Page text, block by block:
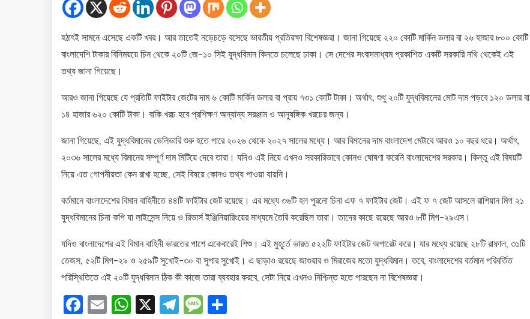
হঠাৎই সামনে এসেছে একটি খবর। আর তাতেই নড়েচড়ে বসেছে ভারতীয় প্রতিরক্ষা বিশেষজ্ঞরা। জানা গিয়েছে ২২০ কোটি মার্কিন ডলার বা ২৬ হাজার ৮০০ কোটি
বাংলাদেশি টাকার বিনিময়য়ে চিন থেকে ২০টি জে-১০ সিই যুদ্ধবিমান কিনতে চলেছে ঢাকা। সে দেশের সংবাদমাধ্যম প্রকাশিত একটি সরকারি নথি থেকেই এই
তথ্য জানা গিয়েছে।
আরও জানা গিয়েছে যে প্রতিটি ফাইটার জেটের দাম ৬ কোটি মার্কিন ডলার বা প্রায় ৭৩১ কোটি টাকা। অর্থাৎ, শুধু ২০টি যুদ্ধবিমানের মোট দাম পড়বে ১২০ ডলার বা
১৪ হাজার ৬২০ কোটি টাকা। বাকি খরচ হবে প্রশিক্ষণ অন্যান্য সরঞ্জাম ও আনুষঙ্গিক খরচের জন্য।
জানা গিয়েছে, এই যুদ্ধবিমানের ডেলিভারি শুরু হতে পারে ২০২৬ থেকে ২০২৭ সালের মধ্যে। আর বিমানের দাম বাংলাদেশ মেটাবে আরও ১০ বছর ধরে। অর্থাৎ,
২০৩৬ সালের মধ্যে বিমানের সম্পূর্ণ দাম মিটিয়ে দেবে তারা। যদিও এই নিয়ে এখনও সরকারিভাবে কোনও ঘোষণা করেনি বাংলাদেশের সরকার। কিন্তু এই বিষয়টি
নিয়ে এত গোপনীয়তা কেন রাখা হচ্ছে, সেই বিষয়ে কোনও তথ্য পাওয়া যায়নি।
বর্তমানে বাংলাদেশের বিমান বাহিনীতে ৪৪টি ফাইটার জেট রয়েছে। এর মধ্যে ৩৬টি হল পুরনো চিনা এফ ৭ ফাইটার জেট। এই ফ ৭ জেট আসলে রাশিয়ান মিগ ২১
যুদ্ধবিমানের চিনা কপি যা লাইসেন্স নিয়ে ও রিভার্স ইঞ্জিনিয়ারিংয়ের মাধ্যমে তৈরি করেছিল তারা। তাদের কাছে রয়েছে আরও ৮টি মিগ-২৯এস।
যদিও বাংলাদেশের এই বিমান বাহিনী ভারতের পাশে একেবারেই শিশু। এই মুহূর্তে ভারত ৫২২টি ফাইটার জেট অপারেট করে। যার মধ্যে রয়েছে ২৮টি রাফাল, ৩১টি
তেজস, ৫২টি মিগ-২৯ ও ২৫৯টি সুখোই-৩০ বা সুপার সুখোই। এ ছাড়াও রয়েছে জাগুয়ার ও মিরাজের মতো যুদ্ধবিমান। তবে, বাংলাদেশের বর্তমান পরিবর্তিত
পরিস্থিতিতে এই ২০টি যুদ্ধবিমান ঠিক কী কাজে তারা ব্যবহার করবে, সেটা নিয়ে এখনও নিশ্চিন্ত হতে পারছেন না বিশেষজ্ঞরা।
Facebook
EmailWhatsApp
X Telegram
Message